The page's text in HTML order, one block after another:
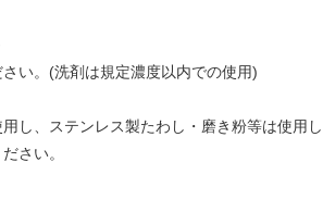
い。(洗剤は規定濃度以内での使用)
し、ステンレス製たわし・磨き粉等は使用し
さい。